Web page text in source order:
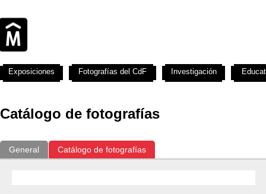
Catálogo de fotografías
General Catálogo de fotografías
Exposiciones Fotografías del CdF Investigación